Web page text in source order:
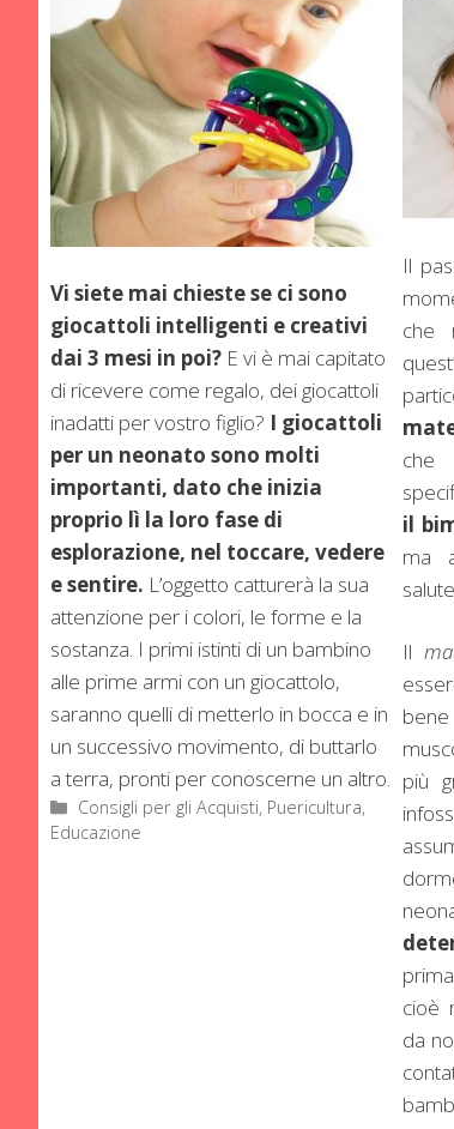
Vi siete mai chieste se ci sono
giocattoli intelligenti e creativi
dai 3 mesi in poi? E vi è mai capitato
di ricevere come regalo, dei giocattoli
inadatti per vostro figlio? I giocattoli
per un neonato sono molti
importanti, dato che inizia
proprio lì la loro fase di
esplorazione, nel toccare, vedere
e sentire. L’oggetto catturerà la sua
attenzione per i colori, le forme e la
sostanza. I primi istinti di un bambino
alle prime armi con un giocattolo,
saranno quelli di metterlo in bocca e in
un successivo movimento, di buttarlo
a terra, pronti per conoscerne un altro.
Categorie
Consigli per gli Acquisti, Puericultura,
Educazione
Il
che
che
il
ma
Il
più
cioè
da